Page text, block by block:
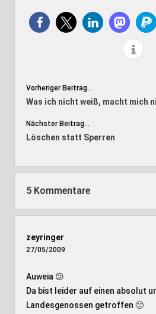
Vorheriger Beitrag...
Was ich nicht weiß, macht mich
Nächster Beitrag...
Löschen statt Sperren
5 Kommentare
zeyringer
27/05/2009
Auweia 😕
Da bist leider auf einen absolut
Landesgenossen getroffen 🙁